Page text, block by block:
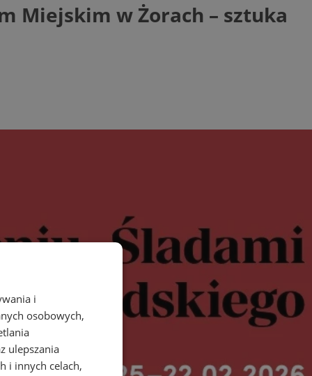
Miejskim w Żorach – sztuka
i
osobowych,
ulepszania
i innych celach,